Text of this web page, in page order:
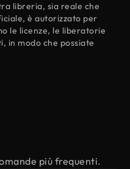
libreria, sia reale che
è autorizzato per
le licenze, le liberatorie
in modo che possiate
più frequenti.